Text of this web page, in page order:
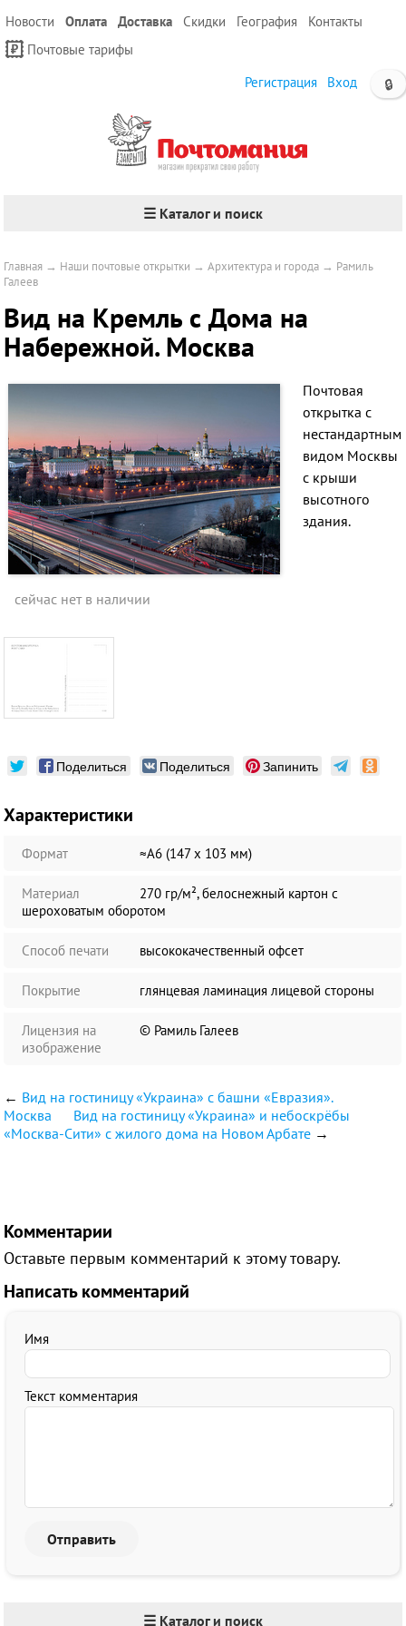
Новости Оплата Доставка Скидки География
Контакты
Почтовые тарифы
🔒
Регистрация Вход
☰ Каталог и поиск
Главная → Наши почтовые открытки →Архитектура и города → Рамиль
Галеев
Вид на Кремль с Дома на
Набережной. Москва
Почтовая
открытка с
нестандартным
видом Москвы
с крыши
высотного
здания.
сейчас нет в наличии
Поделиться Поделиться Запинить
Характеристики
Формат ≈А6 (147 х 103 мм)
Материал
270 гр/м², белоснежный картон с
шероховатым оборотом
Способ печати высококачественный офсет
Покрытие глянцевая ламинация лицевой стороны
Лицензия на
изображение
© Рамиль Галеев
← Вид на гостиницу «Украина» с башни «Евразия».
Москва
Вид на гостиницу «Украина» и небоскрёбы
«Москва-Сити» с жилого дома на Новом Арбате →
Комментарии
Оставьте первым комментарий к этому товару.
Написать комментарий
Имя
Текст комментария
☰ Каталог и поиск